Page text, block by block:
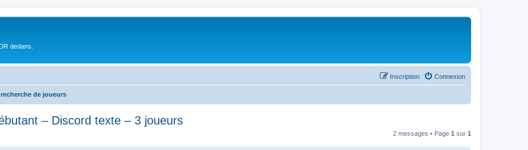
dedans.
Connexion
Inscription
de joueurs
– Discord texte – 3 joueurs
2 messages • Page 1 sur 1